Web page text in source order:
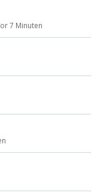
7 Minuten